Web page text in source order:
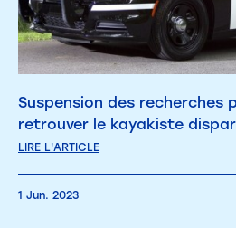
Suspension des recherches
retrouver le kayakiste
LIRE L'ARTICLE
1 Jun. 2023